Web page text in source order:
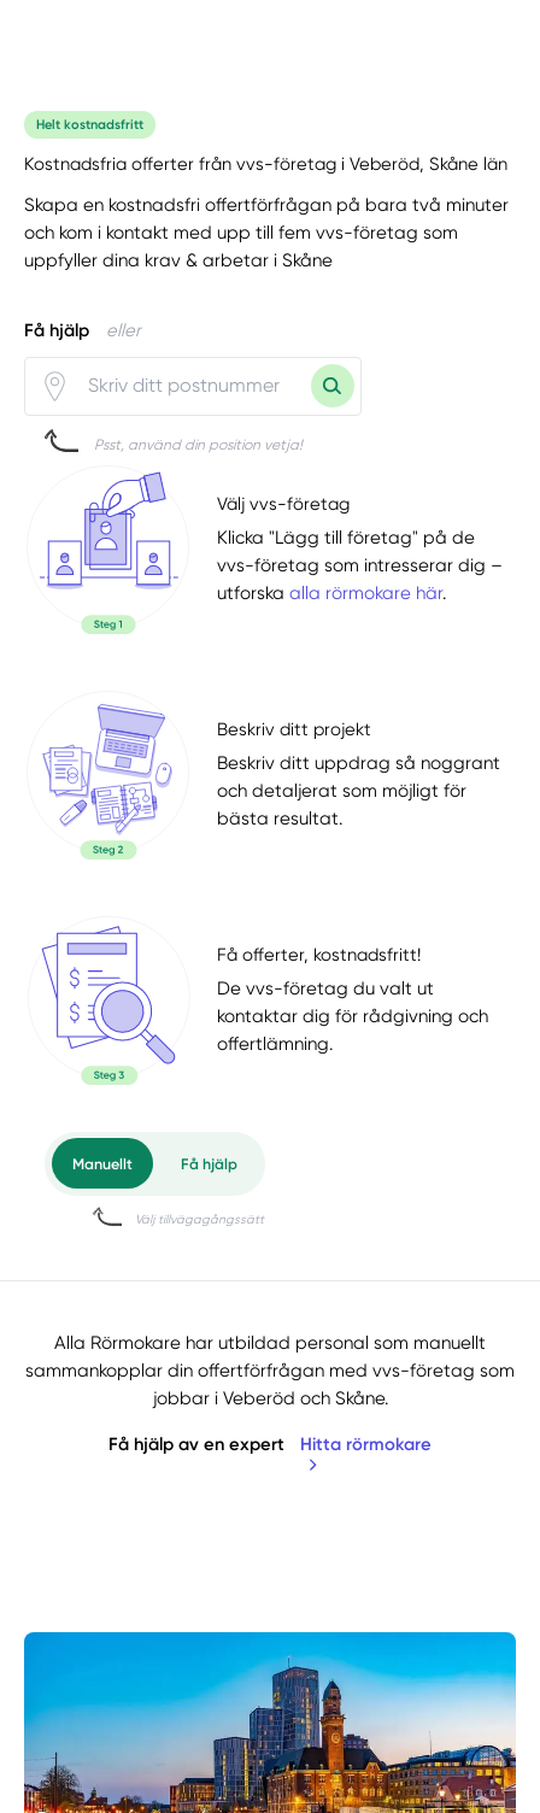
Helt kostnadsfritt
Kostnadsfria offerter från vvs-företag i Veberöd, Skåne län
Skapa en kostnadsfri offertförfrågan på bara två minuter
och kom i kontakt med upp till fem vvs-företag som
uppfyller dina krav & arbetar i Skåne
Få hjälp eller
Psst, använd din position vetja!
Välj vvs-företag
Klicka "Lägg till företag" på de
vvs-företag som intresserar dig –
utforskaalla rörmokare här.
Beskriv ditt projekt
Beskriv ditt uppdrag så noggrant
och detaljerat som möjligt för
bästa resultat.
Få offerter, kostnadsfritt!
De vvs-företag du valt ut
kontaktar dig för rådgivning och
offertlämning.
Alla Rörmokare har utbildad personal som manuellt
sammankopplar din offertförfrågan med vvs-företag som
jobbar i Veberöd och Skåne.
Få hjälp av en expert Hitta rörmokare